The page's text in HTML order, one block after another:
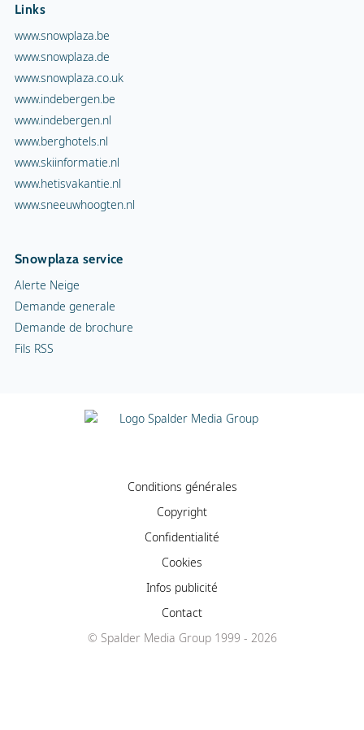
Links
www.snowplaza.be
www.snowplaza.de
www.snowplaza.co.uk
www.indebergen.be
www.indebergen.nl
www.berghotels.nl
www.skiinformatie.nl
www.hetisvakantie.nl
www.sneeuwhoogten.nl
Snowplaza service
Alerte Neige
Demande generale
Demande de brochure
Fils RSS
Conditions générales
Copyright
Confidentialité
Cookies
Infos publicité
Contact
© Spalder Media Group 1999 - 2026